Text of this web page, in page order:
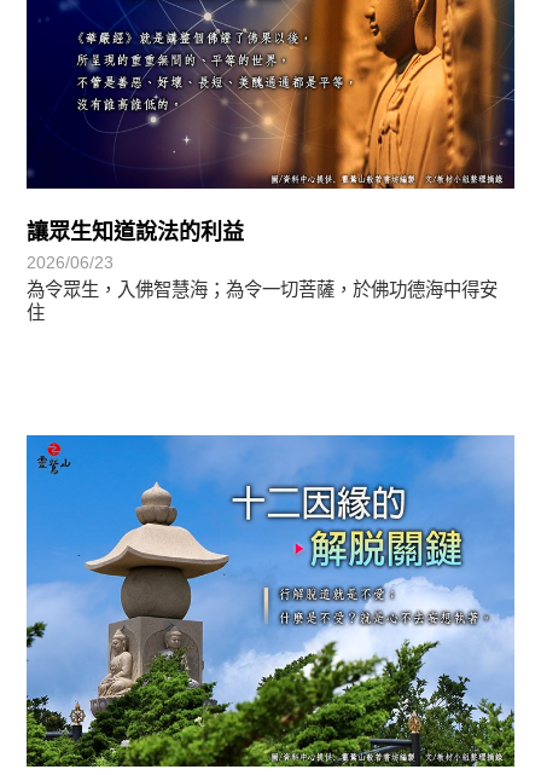
讓眾生知道說法的利益
2026/06/23
為令眾生，入佛智慧海；為令一切菩薩，於佛功德海中得安
住
覺有情-法華期